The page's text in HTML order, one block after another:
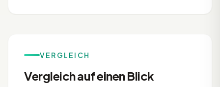
VERGLEICH
Vergleich auf einen Blick